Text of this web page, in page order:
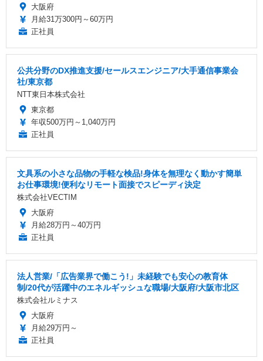
大阪府
月給31万300円～60万円
正社員
公共分野のDX推進支援/セールスエンジニア/大手通信事業会
社/東京都
NTT東日本株式会社
東京都
年収500万円～1,040万円
正社員
文具系の小さな品物の手軽な検品!身体を無理なく動かす簡単
お仕事環境!便利なリモート面接でスピーディ決定
株式会社VECTIM
大阪府
月給28万円～40万円
正社員
法人営業/「広告業界で働こう!」未経験でも安心の教育体
制/20代が活躍中のエネルギッシュな職場/大阪府/大阪市北区
株式会社ルミナス
大阪府
月給29万円～
正社員